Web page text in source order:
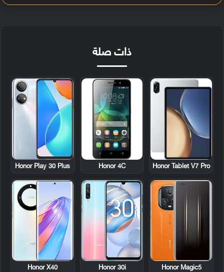
ذات صلة
Honor Tablet V7 Pro
Honor 4C
Honor Play 30 Plus
Honor Magic5
Honor 30i
Honor X40